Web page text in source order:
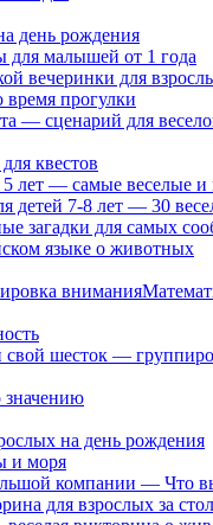
день рождения
для малышей от 1 года
вечеринки для
прогулки
— сценарий для
квестов
5 лет — самые веселые и
детей 7-8 лет — 30
загадки для самых
языке о животных
внимания
свой шесток —
значению
на день рождения
и моря
компании — Что
для взрослых за